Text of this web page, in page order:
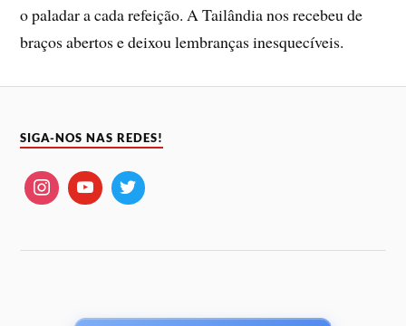
o paladar a cada refeição. A Tailândia nos recebeu de
braços abertos e deixou lembranças inesquecíveis.
SIGA-NOS NAS REDES!